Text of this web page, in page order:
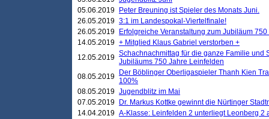
05.06.2019
Peter Breuning ist Spieler des Monats Juni.
26.05.2019 3:1 im Landespokal-Viertelfinale!
26.05.2019
Erfolgreiche Veranstaltung zum Jubiläum
14.05.2019 + Mitglied Klaus Gabriel verstorben +
12.05.2019 Schachnachmittag für die ganze Familie und
Jubiläums 750 Jahre Leinfelden
08.05.2019
Der Böblinger Oberligaspieler Thanh Kien
100%
08.05.2019 Jugendblitz im Mai
07.05.2019
Dr. Markus Kottke gewinnt die Nürtinger
14.04.2019 A-Klasse: Leinfelden 2 unterliegt Leonberg 2